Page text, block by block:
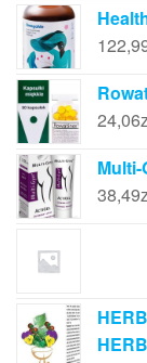
24,06
38,49